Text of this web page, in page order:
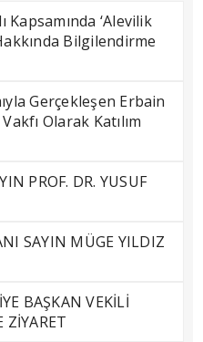
Kapsamında ‘Alevilik
Bilgilendirme
Gerçekleşen Erbain
Olarak Katılım
PROF. DR. YUSUF
SAYIN MÜGE YILDIZ
BAŞKAN VEKİLİ
ZİYARET